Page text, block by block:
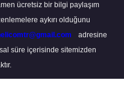
ücretsiz bir bilgi paylaşım
aykırı olduğunu
adresine
süre içerisinde sitemizden